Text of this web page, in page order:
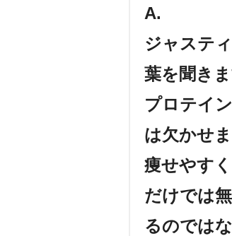
A.
ジャステ
葉を聞き
プロテイ
は欠かせ
痩せやす
だけでは
るのでは